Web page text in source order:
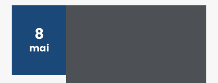
8
mai